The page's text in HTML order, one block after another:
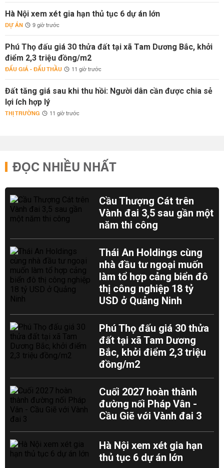
Hà Nội xem xét gia hạn thủ tục 6 dự án lớn
DỰ ÁN 9 giờ trước
Phú Thọ đấu giá 30 thửa đất tại xã Tam Dương Bắc, khởi
điểm 2,3 triệu đồng/m2
ĐẤU GIÁ - ĐẤU THẦU 11 giờ trước
Đất tăng giá sau khi thu hồi: Người dân cần được chia sẻ
lợi ích hợp lý
THỊ TRƯỜNG 11 giờ trước
ĐỌC NHIỀU NHẤT
Cầu Thượng Cát trên
Vành đai 3,5 sau gần một
năm thi công
Thái An Holdings cùng
nhà đầu tư ngoại muốn
làm tổ hợp cảng biển đô
thị công nghiệp 18 tỷ
USD ở Quảng Ninh
Phú Thọ đấu giá 30 thửa
đất tại xã Tam Dương
Bắc, khởi điểm 2,3 triệu
đồng/m2
Cuối 2027 hoàn thành
đường nối Pháp Vân -
Cầu Giẽ với Vành đai 3
Hà Nội xem xét gia hạn
thủ tục 6 dự án lớn